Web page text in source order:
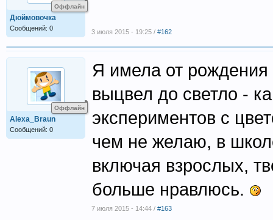
Оффлайн
Дюймовочка
Сообщений: 0 3 июля 2015 - 19:25 / #162
Оффлайн
Alexa_Braun
Сообщений: 0
Я имела от рождения
выцвел до светло -
экспериментов с
чем не желаю, в
включая взрослых,
больше нравлюсь.
7 июля 2015 - 14:44 / #163